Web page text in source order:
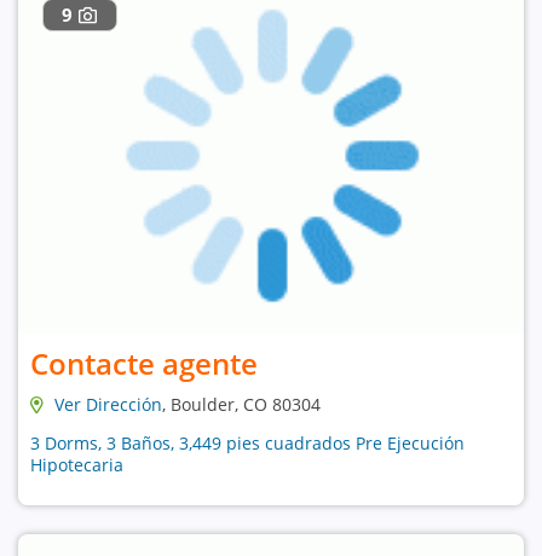
9
Contacte agente
Ver Dirección, Boulder, CO 80304
3 Dorms, 3 Baños, 3,449 pies cuadrados Pre Ejecución
Hipotecaria